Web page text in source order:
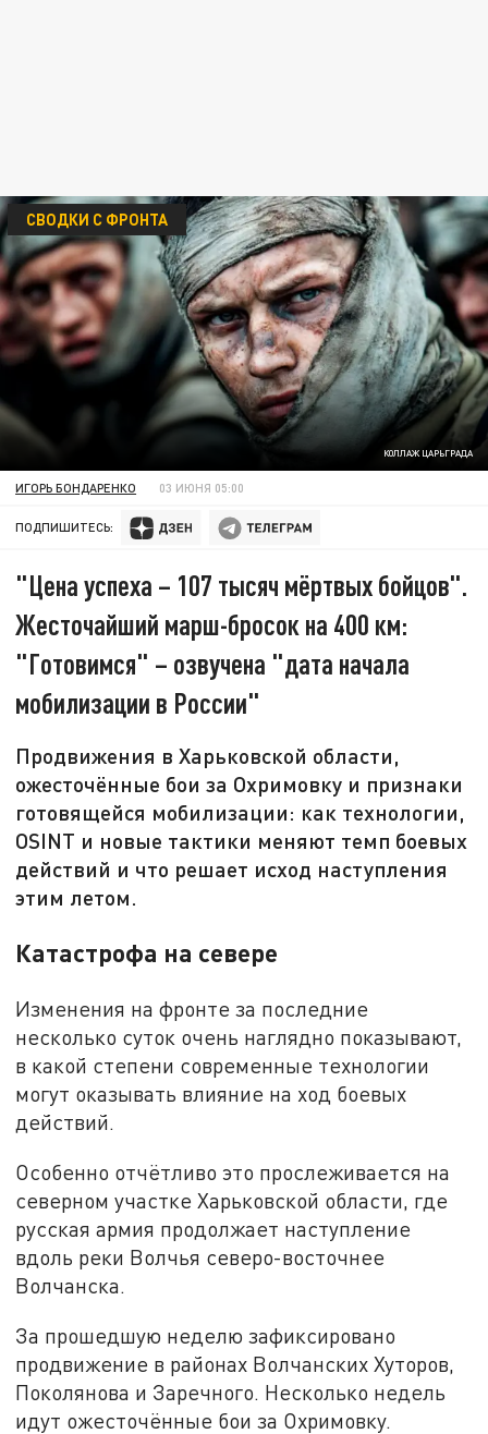
КОЛЛАЖ ЦАРЬГРАДА
СВОДКИ С ФРОНТА
ИГОРЬ БОНДАРЕНКО 03 ИЮНЯ 05:00
ПОДПИШИТЕСЬ:
"Цена успеха – 107 тысяч мёртвых бойцов".
Жесточайший марш-бросок на 400 км:
"Готовимся" – озвучена "дата начала
мобилизации в России"
Продвижения в Харьковской области,
ожесточённые бои за Охримовку и признаки
готовящейся мобилизации: как технологии,
OSINT и новые тактики меняют темп боевых
действий и что решает исход наступления
этим летом.
Катастрофа на севере
Изменения на фронте за последние
несколько суток очень наглядно показывают,
в какой степени современные технологии
могут оказывать влияние на ход боевых
действий.
Особенно отчётливо это прослеживается на
северном участке Харьковской области, где
русская армия продолжает наступление
вдоль реки Волчья северо-восточнее
Волчанска.
За прошедшую неделю зафиксировано
продвижение в районах Волчанских Хуторов,
Поколянова и Заречного. Несколько недель
идут ожесточённые бои за Охримовку.